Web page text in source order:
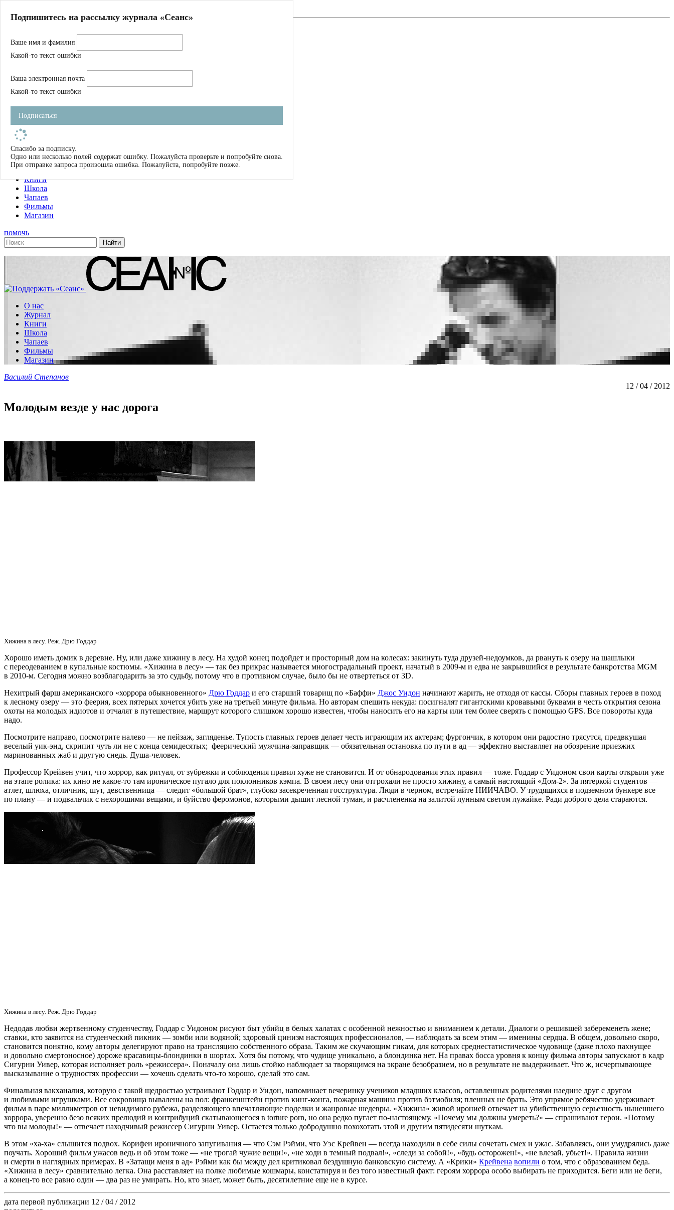
Магазин
Журнал
Школа
Устав
Фильмы
Имена
Тэги
О нас
Журнал
Книги
Школа
Чапаев
Фильмы
Магазин
помочь
О нас
Журнал
Книги
Школа
Чапаев
Фильмы
Магазин
Василий Степанов
12 / 04 / 2012
Молодым везде у нас дорога
Хижина в лесу. Реж. Дрю Годдар
Хорошо иметь домик в деревне. Ну, или даже хижину в лесу. На худой конец подойдет и просторный дом на колесах: закинуть туда друзей-недоумков, да рвануть к озеру на шашлыки
с переодеванием в купальные костюмы. «Хижина в лесу» — так без прикрас называется многострадальный проект, начатый в 2009-м и едва не закрывшийся в результате банкротства MGM
в 2010-м. Сегодня можно возблагодарить за это судьбу, потому что в противном случае, было бы не отвертеться от 3D.
Нехитрый фарш американского «хоррора обыкновенного» Дрю Годдар и его старший товарищ по «Баффи» Джос Уидон начинают жарить, не отходя от кассы. Сборы главных героев в поход
к лесному озеру — это феерия, всех пятерых хочется убить уже на третьей минуте фильма. Но авторам спешить некуда: посигналят гигантскими кровавыми буквами в честь открытия сезона
охоты на молодых идиотов и отчалят в путешествие, маршрут которого слишком хорошо известен, чтобы наносить его на карты или тем более сверять с помощью GPS. Все повороты куда
надо.
Посмотрите направо, посмотрите налево — не пейзаж, загляденье. Тупость главных героев делает честь играющим их актерам; фургончик, в котором они радостно трясутся, предвкушая
веселый уик-энд, скрипит чуть ли не с конца семидесятых; феерический мужчина-заправщик — обязательная остановка по пути в ад — эффектно выставляет на обозрение приезжих
маринованных жаб и другую снедь. Душа-человек.
Профессор Крейвен учит, что хоррор, как ритуал, от зубрежки и соблюдения правил хуже не становится. И от обнародования этих правил — тоже. Годдар с Уидоном свои карты открыли уже
на этапе ролика: их кино не какое-то там ироническое пугало для поклонников кэмпа. В своем лесу они отгрохали не просто хижину, а самый настоящий «Дом-2». За пятеркой студентов —
атлет, шлюха, отличник, шут, девственница — следит «большой брат», глубоко засекреченная госструктура. Люди в черном, встречайте НИИЧАВО. У трудящихся в подземном бункере все
по плану — и подвальчик с нехорошими вещами, и буйство феромонов, которыми дышит лесной туман, и расчлененка на залитой лунным светом лужайке. Ради доброго дела стараются.
Хижина в лесу. Реж. Дрю Годдар
Недодав любви жертвенному студенчеству, Годдар с Уидоном рисуют быт убийц в белых халатах с особенной нежностью и вниманием к детали. Диалоги о решившей забеременеть жене;
ставки, кто заявится на студенческий пикник — зомби или водяной; здоровый цинизм настоящих профессионалов, — наблюдать за всем этим — именины сердца. В общем, довольно скоро,
становится понятно, кому авторы делегируют право на трансляцию собственного образа. Таким же скучающим гикам, для которых среднестатистическое чудовище (даже плохо пахнущее
и довольно смертоносное) дороже красавицы-блондинки в шортах. Хотя бы потому, что чудище уникально, а блондинка нет. На правах босса уровня к концу фильма авторы запускают в кадр
Сигурни Уивер, которая исполняет роль «режиссера». Поначалу она лишь стойко наблюдает за творящимся на экране безобразием, но в результате не выдерживает. Что ж, исчерпывающее
высказывание о трудностях профессии — хочешь сделать что-то хорошо, сделай это сам.
Финальная вакханалия, которую с такой щедростью устраивают Годдар и Уидон, напоминает вечеринку учеников младших классов, оставленных родителями наедине друг с другом
и любимыми игрушками. Все сокровища вывалены на пол: франкенштейн против кинг-конга, пожарная машина против бэтмобиля; пленных не брать. Это упрямое ребячество удерживает
фильм в паре миллиметров от невидимого рубежа, разделяющего впечатляющие поделки и жанровые шедевры. «Хижина» живой иронией отвечает на убийственную серьезность нынешнего
хоррора, уверенно безо всяких прелюдий и контрибуций скатывающегося в torture porn, но она редко пугает по-настоящему. «Почему мы должны умереть?» — спрашивают герои. «Потому
что вы молоды!» — отвечает находчивый режиссер Сигурни Уивер. Остается только добродушно похохотать этой и другим пятидесяти шуткам.
В этом «ха-ха» слышится подвох. Корифеи ироничного запугивания — что Сэм Рэйми, что Уэс Крейвен — всегда находили в себе силы сочетать смех и ужас. Забавляясь, они умудрялись даже
поучать. Хороший фильм ужасов ведь и об этом тоже — «не трогай чужие вещи!», «не ходи в темный подвал!», «следи за собой!», «будь осторожен!», «не влезай, убьет!». Правила жизни
и смерти в наглядных примерах. В «Затащи меня в ад» Рэйми как бы между дел критиковал бездушную банковскую систему. А «Крики» Крейвена вопили о том, что с образованием беда.
«Хижина в лесу» сравнительно легка. Она расставляет на полке любимые кошмары, констатируя и без того известный факт: героям хоррора особо выбирать не приходится. Беги или не беги,
а конец-то все равно один — два раз не умирать. Но, кто знает, может быть, десятилетние еще не в курсе.
дата первой публикации 12 / 04 / 2012
Подпишитесь на рассылку журнала «Сеанс»
Ваше имя и фамилия
Какой-то текст ошибки
Ваша электронная почта
Какой-то текст ошибки
Подписаться
Спасибо за подписку.
Одно или несколько полей содержат ошибку. Пожалуйста проверьте и попробуйте снова.
При отправке запроса произошла ошибка. Пожалуйста, попробуйте позже.